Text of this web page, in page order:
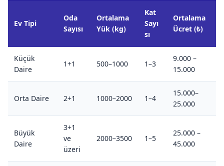
Ev Tipi
Oda
Sayısı
Ortalama
Yük (kg)
Kat
Sayı
sı
Ortalama
Ücret (₺)
Küçük
Daire
1+1 500–1000 1–3
9.000 –
15.000
Orta Daire 2+1 1000–2000 1–4
15.000–
25.000
Büyük
Daire
3+1
ve
üzeri
2000–3500 1–5
25.000 –
45.000